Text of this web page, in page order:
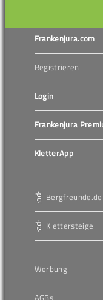
Frankenjura.com
Registrieren
Login
Frankenjura
KletterApp
Bergfreunde.de
Klettersteige
Werbung
AGBs